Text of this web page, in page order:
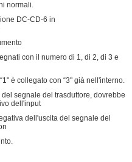
normali.
con il numero di 1, di 2, di 3 e
è collegato con “3" già nell'interno.
segnale del trasduttore, dovrebbe
dell'input
dell'uscita del segnale del